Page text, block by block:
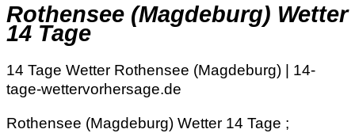
Rothensee (Magdeburg) Wetter
14 Tage
14 Tage Wetter Rothensee (Magdeburg) | 14-
tage-wettervorhersage.de
Rothensee (Magdeburg) Wetter 14 Tage ;